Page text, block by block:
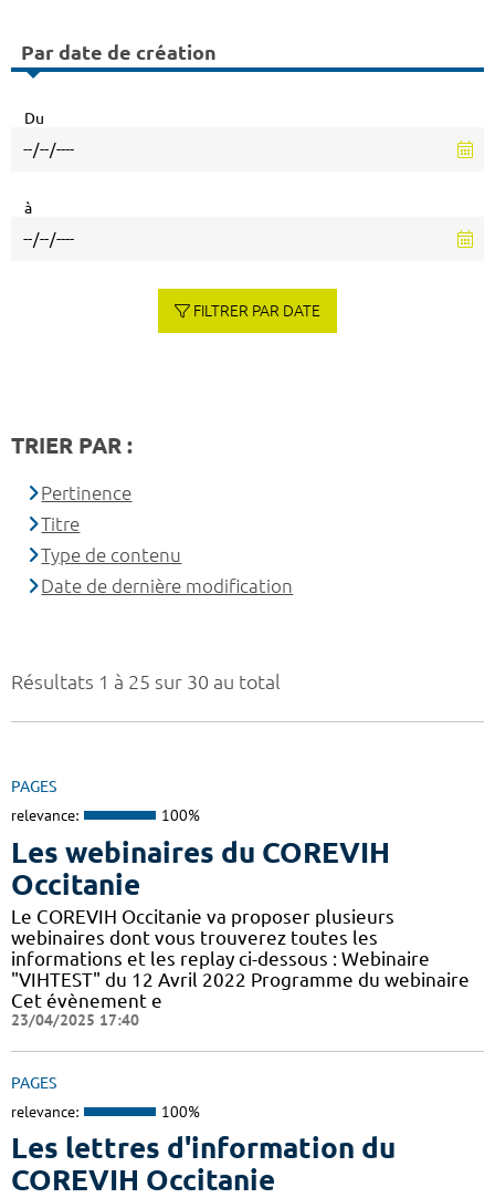
Résultats 1 à 25 sur 30 au total
PAGES
relevance: 100%
Les webinaires du COREVIH
Occitanie
Le COREVIH Occitanie va proposer plusieurs
webinaires dont vous trouverez toutes les
informations et les replay ci-dessous : Webinaire
"VIHTEST" du 12 Avril 2022 Programme du webinaire
Cet évènement e
23/04/2025 17:40
PAGES
relevance: 100%
Les lettres d'information du
COREVIH Occitanie
Par date de création
Du
à
FILTRER PAR DATE
TRIER PAR :
Pertinence
Titre
Type de contenu
Date de dernière modification